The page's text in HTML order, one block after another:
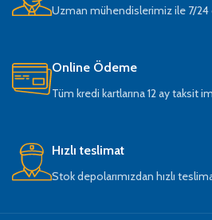
Uzman mühendislerimiz ile 7/24
Online Ödeme
Tüm kredi kartlarına 12 ay taksit
Hızlı teslimat
Stok depolarımızdan hızlı